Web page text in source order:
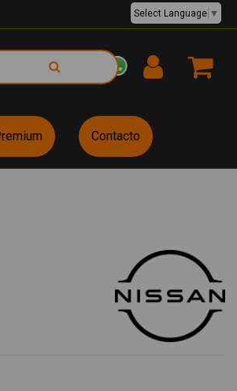
EUR €
Select Language ▼
Contacto